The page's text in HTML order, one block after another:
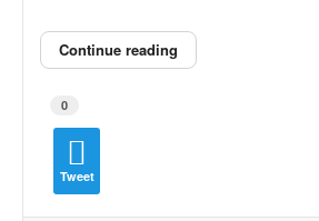
Continue reading
0
Tweet